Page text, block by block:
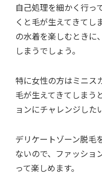
自己処理を細かく行っ
くと毛が生えてきてし
の水着を楽しむときに
しまうでしょう。
特に女性の方はミニス
毛が生えてきてしまう
ョンにチャレンジした
デリケートゾーン脱毛
ないので、ファッショ
って楽しめます。